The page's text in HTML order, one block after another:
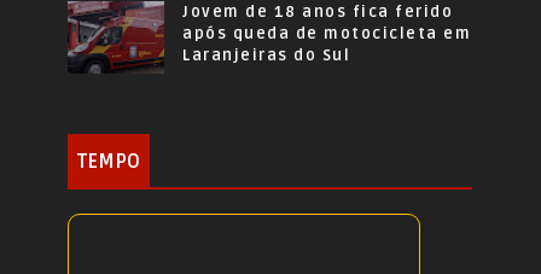
Jovem de 18 anos fica ferido
após queda de motocicleta em
Laranjeiras do Sul
TEMPO